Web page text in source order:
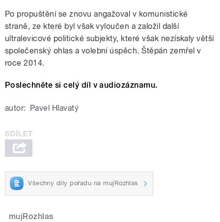
Po propuštění se znovu angažoval v komunistické
straně, ze které byl však vyloučen a založil další
ultralevicové politické subjekty, které však nezískaly větší
společenský ohlas a volební úspěch. Štěpán zemřel v
roce 2014.
Poslechněte si celý díl v audiozáznamu.
autor: Pavel Hlavatý
Všechny díly pořadu na mujRozhlas
mujRozhlas